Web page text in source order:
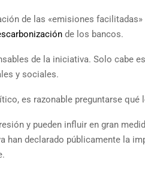
de las «emisiones
de los bancos.
de la iniciativa. Solo cabe
y sociales.
es razonable preguntarse qué
y pueden influir en gran
han declarado públicamente la